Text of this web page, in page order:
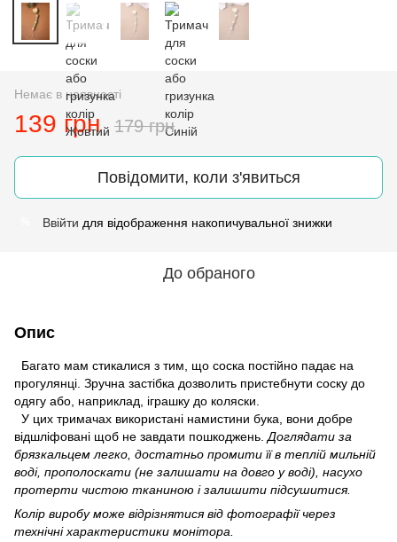
Немає в наявності
139 грн 179 грн
Повідомити, коли з'явиться
Ввійти для відображення накопичувальної знижки
До обраного
Опис
Багато мам стикалися з тим, що соска постійно падає на
прогулянці. Зручна застібка дозволить пристебнути соску до
одягу або, наприклад, іграшку до коляски.
У цих тримачах використані намистини бука, вони добре
відшліфовані щоб не завдати пошкоджень. Доглядати за
брязкальцем легко, достатньо промити її в теплій мильній
воді, прополоскати (не залишати на довго у воді), насухо
протерти чистою тканиною і залишити підсушитися.
Колір виробу може відрізнятися від фотографії через
технічні характеристики монітора.